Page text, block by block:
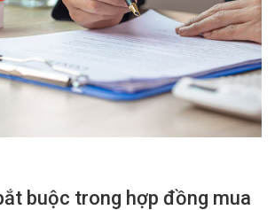
buộc trong hợp đồng mua